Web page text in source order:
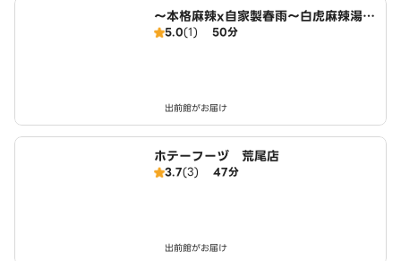
～本格麻辣x自家製春雨～白虎麻辣湯
名和町店
5.0(1) 50分
出前館がお届け
ホテーフーヅ 荒尾店
3.7(3) 47分
出前館がお届け